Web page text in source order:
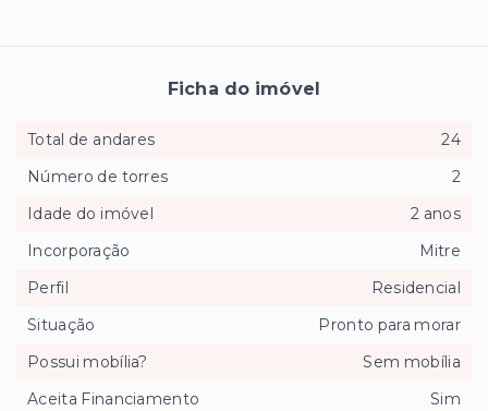
Ficha do imóvel
Total de andares
24
Número de torres
2
Idade do imóvel
2 anos
Incorporação
Mitre
Perfil
Residencial
Situação
Pronto para morar
Possui mobília?
Sem mobília
Aceita Financiamento
Sim